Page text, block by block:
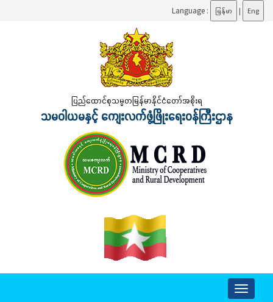
Language : မြန်မာ | Eng
ပြည်ထောင်စုသမ္မတမြန်မာနိုင်ငံတော်အစိုးရ
သမဝါယမနှင့် ကျေးလက်ဖွံ့ဖြိုးရေးဝန်ကြီးဌာန
Toggle